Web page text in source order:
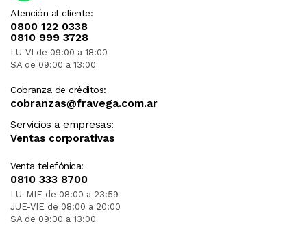
Atención al cliente:
0800 122 0338
0810 999 3728
LU-VI de 09:00 a 18:00
SA de 09:00 a 13:00
Cobranza de créditos:
cobranzas@fravega.com.ar
Servicios a empresas:
Ventas corporativas
Venta telefónica:
0810 333 8700
LU-MIE de 08:00 a 23:59
JUE-VIE de 08:00 a 20:00
SA de 09:00 a 13:00